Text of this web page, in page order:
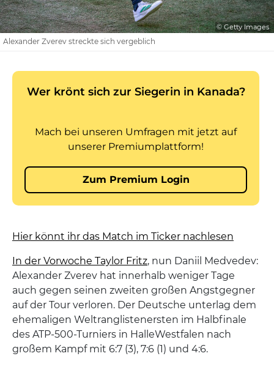
© Getty Images
Alexander Zverev streckte sich vergeblich
Hier könnt ihr das Match im Ticker nachlesen
In der Vorwoche Taylor Fritz, nun Daniil Medvedev:
Alexander Zverev hat innerhalb weniger Tage
auch gegen seinen zweiten großen Angstgegner
auf der Tour verloren. Der Deutsche unterlag dem
ehemaligen Weltranglistenersten im Halbfinale
des ATP-500-Turniers in HalleWestfalen nach
großem Kampf mit 6:7 (3), 7:6 (1) und 4:6.